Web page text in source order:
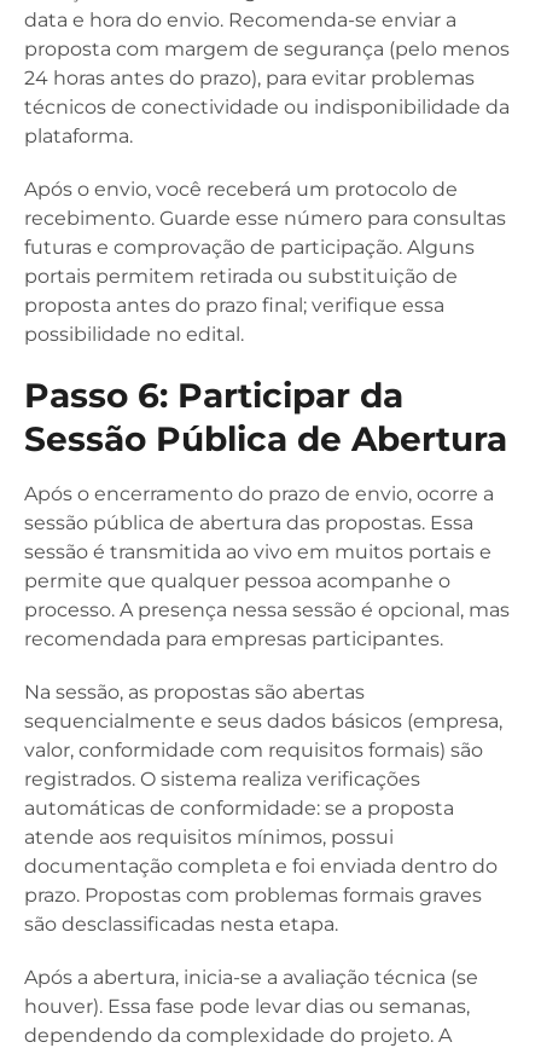
data e hora do envio. Recomenda-se enviar a
proposta com margem de segurança (pelo menos
24 horas antes do prazo), para evitar problemas
técnicos de conectividade ou indisponibilidade da
plataforma.
Após o envio, você receberá um protocolo de
recebimento. Guarde esse número para consultas
futuras e comprovação de participação. Alguns
portais permitem retirada ou substituição de
proposta antes do prazo final; verifique essa
possibilidade no edital.
Passo 6: Participar da
Sessão Pública de Abertura
Após o encerramento do prazo de envio, ocorre a
sessão pública de abertura das propostas. Essa
sessão é transmitida ao vivo em muitos portais e
permite que qualquer pessoa acompanhe o
processo. A presença nessa sessão é opcional, mas
recomendada para empresas participantes.
Na sessão, as propostas são abertas
sequencialmente e seus dados básicos (empresa,
valor, conformidade com requisitos formais) são
registrados. O sistema realiza verificações
automáticas de conformidade: se a proposta
atende aos requisitos mínimos, possui
documentação completa e foi enviada dentro do
prazo. Propostas com problemas formais graves
são desclassificadas nesta etapa.
Após a abertura, inicia-se a avaliação técnica (se
houver). Essa fase pode levar dias ou semanas,
dependendo da complexidade do projeto. A